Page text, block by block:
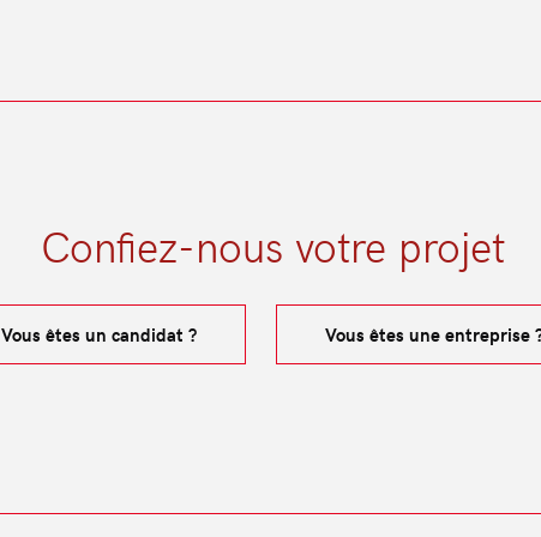
Confiez-nous votre projet
Vous êtes un candidat ? Vous êtes une entreprise